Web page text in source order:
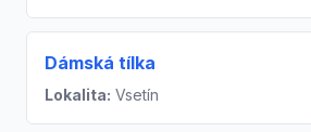
Dámská tílka
Lokalita: Vsetín